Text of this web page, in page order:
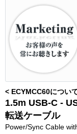
< ECYMCC60につい
1.5m USB-C -
転送ケーブル
Power/Sync Cable